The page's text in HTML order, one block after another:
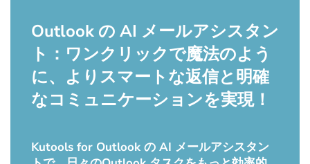
Outlook の AI メールアシスタン
ト：ワンクリックで魔法のよう
に、よりスマートな返信と明確
なコミュニケーションを実現！
Kutools for Outlook の AI メールアシスタン